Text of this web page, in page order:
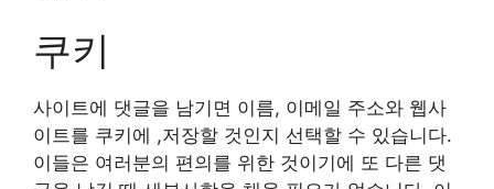
쿠키
사이트에 댓글을 남기면 이름, 이메일 주소와 웹사
이트를 쿠키에 ,저장할 것인지 선택할 수 있습니다.
이들은 여러분의 편의를 위한 것이기에 또 다른 댓